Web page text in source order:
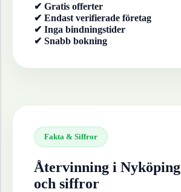
✔ Gratis offerter
✔ Endast verifierade företag
✔ Inga bindningstider
✔ Snabb bokning
Fakta & Siffror
Återvinning i Nyköping
och siffror